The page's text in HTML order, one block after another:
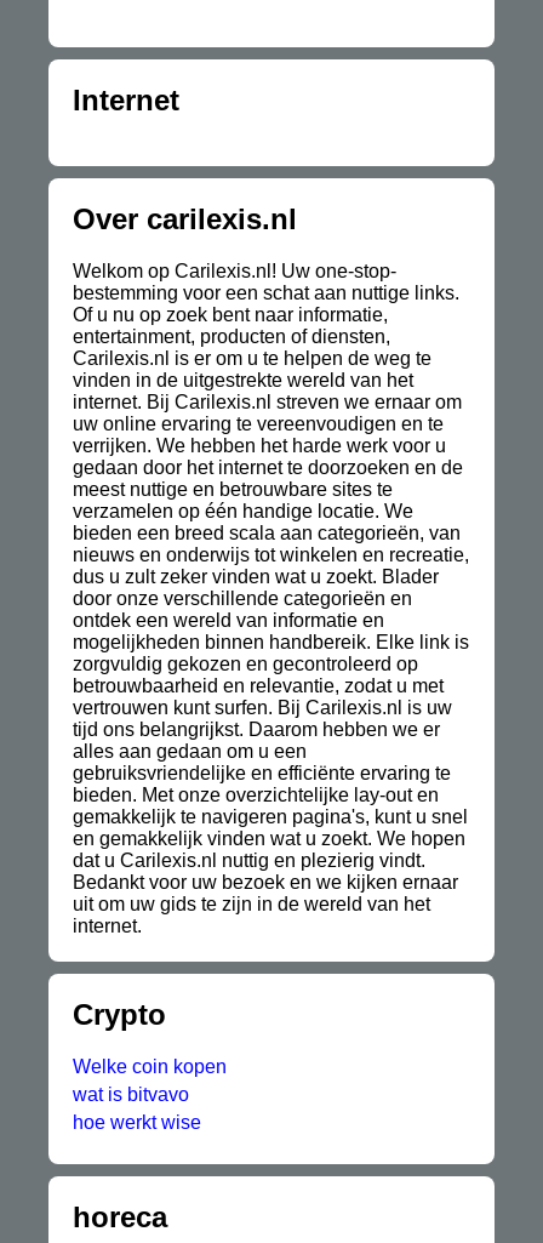
Internet
Over carilexis.nl
Welkom op Carilexis.nl! Uw one-stop-
bestemming voor een schat aan nuttige links.
Of u nu op zoek bent naar informatie,
entertainment, producten of diensten,
Carilexis.nl is er om u te helpen de weg te
vinden in de uitgestrekte wereld van het
internet. Bij Carilexis.nl streven we ernaar om
uw online ervaring te vereenvoudigen en te
verrijken. We hebben het harde werk voor u
gedaan door het internet te doorzoeken en de
meest nuttige en betrouwbare sites te
verzamelen op één handige locatie. We
bieden een breed scala aan categorieën, van
nieuws en onderwijs tot winkelen en recreatie,
dus u zult zeker vinden wat u zoekt. Blader
door onze verschillende categorieën en
ontdek een wereld van informatie en
mogelijkheden binnen handbereik. Elke link is
zorgvuldig gekozen en gecontroleerd op
betrouwbaarheid en relevantie, zodat u met
vertrouwen kunt surfen. Bij Carilexis.nl is uw
tijd ons belangrijkst. Daarom hebben we er
alles aan gedaan om u een
gebruiksvriendelijke en efficiënte ervaring te
bieden. Met onze overzichtelijke lay-out en
gemakkelijk te navigeren pagina's, kunt u snel
en gemakkelijk vinden wat u zoekt. We hopen
dat u Carilexis.nl nuttig en plezierig vindt.
Bedankt voor uw bezoek en we kijken ernaar
uit om uw gids te zijn in de wereld van het
internet.
Crypto
Welke coin kopen
wat is bitvavo
hoe werkt wise
horeca